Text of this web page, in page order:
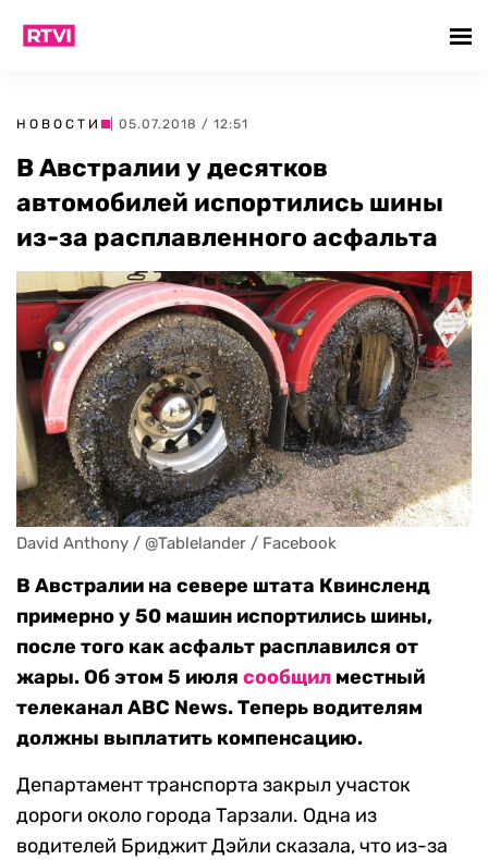
НОВОСТИ | 05.07.2018 / 12:51
В Австралии у десятков
автомобилей испортились шины
из-за расплавленного асфальта
David Anthony / @Tablelander / Facebook
В Австралии на севере штата Квинсленд
примерно у 50 машин испортились шины,
после того как асфальт расплавился от
жары. Об этом 5 июля сообщил местный
телеканал ABC News. Теперь водителям
должны выплатить компенсацию.
Департамент транспорта закрыл участок
дороги около города Тарзали. Одна из
водителей Бриджит Дэйли сказала, что из-за